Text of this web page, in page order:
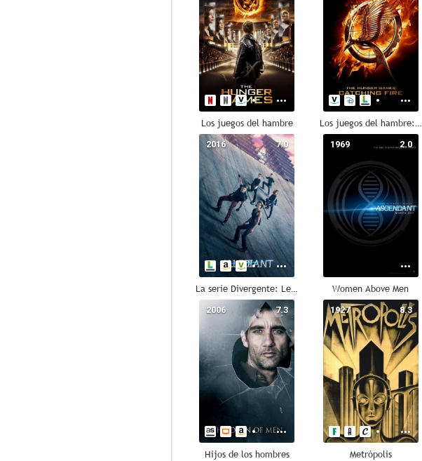
Los juegos del hambre Los juegos del hambre: En llamas
7.0
2016
La serie Divergente: Leal
2.0
1969
Women Above Men
7.3
2006
Hijos de los hombres
8.3
1927
Metrópolis